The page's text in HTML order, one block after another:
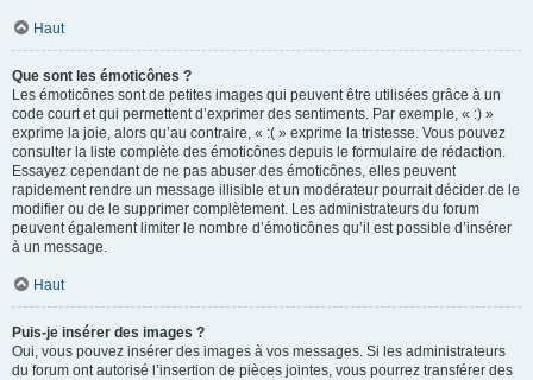
Haut
Que sont les émoticônes ?
Les émoticônes sont de petites images qui peuvent être utilisées grâce à un
code court et qui permettent d’exprimer des sentiments. Par exemple, « :) »
exprime la joie, alors qu’au contraire, « :( » exprime la tristesse. Vous pouvez
consulter la liste complète des émoticônes depuis le formulaire de rédaction.
Essayez cependant de ne pas abuser des émoticônes, elles peuvent
rapidement rendre un message illisible et un modérateur pourrait décider de le
modifier ou de le supprimer complètement. Les administrateurs du forum
peuvent également limiter le nombre d’émoticônes qu’il est possible d’insérer
à un message.
Haut
Puis-je insérer des images ?
Oui, vous pouvez insérer des images à vos messages. Si les administrateurs
du forum ont autorisé l’insertion de pièces jointes, vous pourrez transférer des